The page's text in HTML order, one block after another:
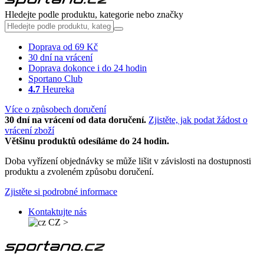
Hledejte podle produktu, kategorie nebo značky
Doprava od 69 Kč
30 dní na vrácení
Doprava dokonce i do 24 hodin
Sportano Club
4.7 Heureka
Více o způsobech doručení
30 dní na vrácení od data doručení. Zjistěte, jak podat žádost o
vrácení zboží
Většinu produktů odesíláme do 24 hodin.
Doba vyřízení objednávky se může lišit v závislosti na dostupnosti
produktu a zvoleném způsobu doručení.
Zjistěte si podrobné informace
Kontaktujte nás
CZ >